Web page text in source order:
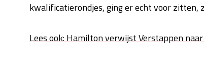
kwalificatierondjes, ging er echt voor zitten,
Lees ook: Hamilton verwijst Verstappen